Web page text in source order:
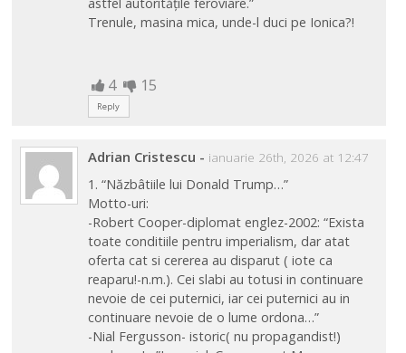
Trenule, masina mica, unde-l duci pe Ionica?!
4 15
Reply
Adrian Cristescu - ianuarie 26th, 2026 at 12:47
1. “Năzbâtiile lui Donald Trump…”
Motto-uri:
-Robert Cooper-diplomat englez-2002: “Exista
toate conditiile pentru imperialism, dar atat
oferta cat si cererea au disparut ( iote ca
reaparu!-n.m.). Cei slabi au totusi in continuare
nevoie de cei puternici, iar cei puternici au in
continuare nevoie de o lume ordona…”
-Nial Fergusson- istoric( nu propagandist!)